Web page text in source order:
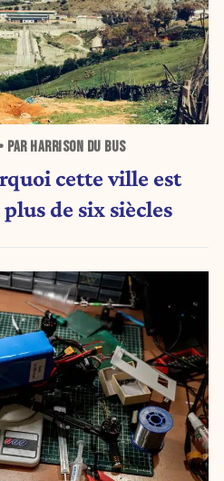
PAR HARRISON DU BUS
cette ville est
de six siècles